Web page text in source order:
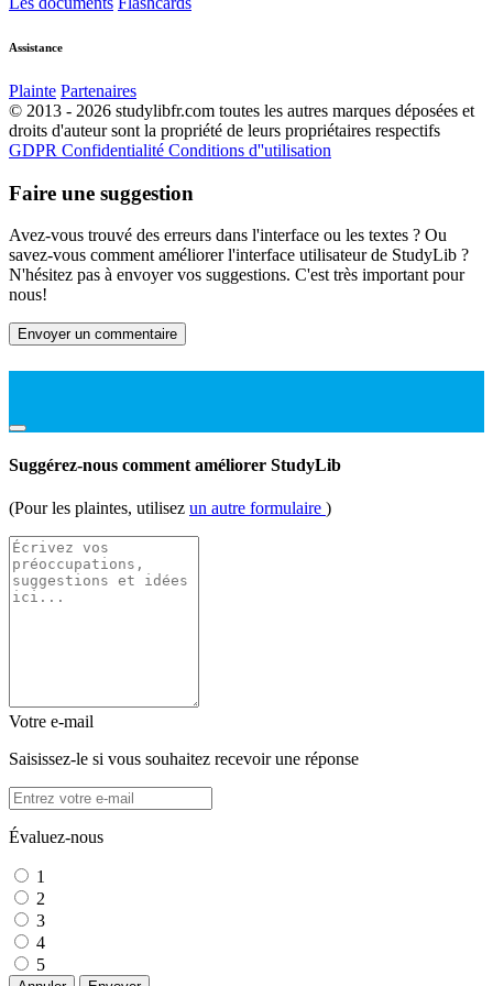
Assistance
Plainte Partenaires
© 2013 - 2026 studylibfr.com toutes les autres marques déposées et
droits d'auteur sont la propriété de leurs propriétaires respectifs
GDPR Confidentialité Conditions d''utilisation
Faire une suggestion
Avez-vous trouvé des erreurs dans l'interface ou les textes ? Ou
savez-vous comment améliorer l'interface utilisateur de StudyLib ?
N'hésitez pas à envoyer vos suggestions. C'est très important pour
nous!
Envoyer un commentaire
Suggérez-nous comment améliorer StudyLib
(Pour les plaintes, utilisez un autre formulaire )
Votre e-mail
Saisissez-le si vous souhaitez recevoir une réponse
Évaluez-nous
1
2
3
4
5